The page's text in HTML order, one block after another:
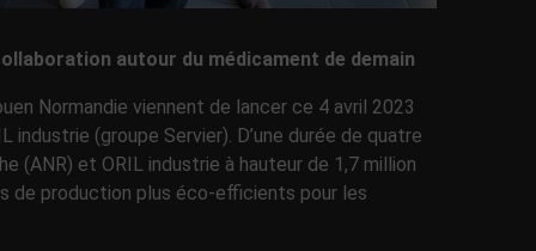
autour du médicament de demain
Normandie viennent de lancer ce 4 avril 2023
(groupe Servier). D’une durée de quatre
(ANR) et ORIL industrie à hauteur de 1,7 million
de production plus éco-efficients pour les